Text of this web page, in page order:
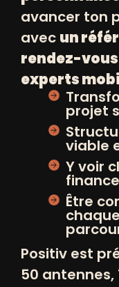
CAFE
AUTRE
avancer ton
avec un
rendez-
experts
projet
viable
Y voir
Être
Positiv est
50 antennes,